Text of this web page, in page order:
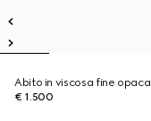
Abito in viscosa fine opaca
€ 1.500